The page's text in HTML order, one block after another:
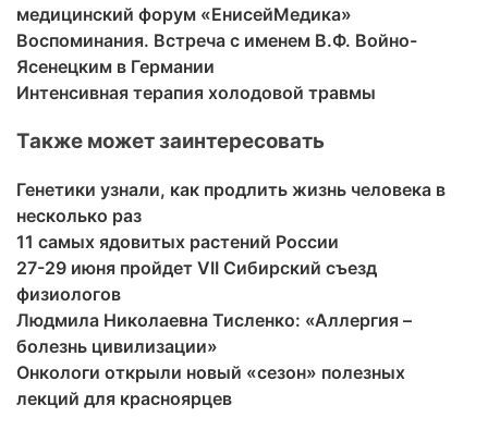
медицинский форум «ЕнисейМедика»
Воспоминания. Встреча с именем В.Ф. Войно-
Ясенецким в Германии
Интенсивная терапия холодовой травмы
Также может заинтересовать
Генетики узнали, как продлить жизнь человека в
несколько раз
11 самых ядовитых растений России
27-29 июня пройдет VII Сибирский съезд
физиологов
Людмила Николаевна Тисленко: «Аллергия –
болезнь цивилизации»
Онкологи открыли новый «сезон» полезных
лекций для красноярцев